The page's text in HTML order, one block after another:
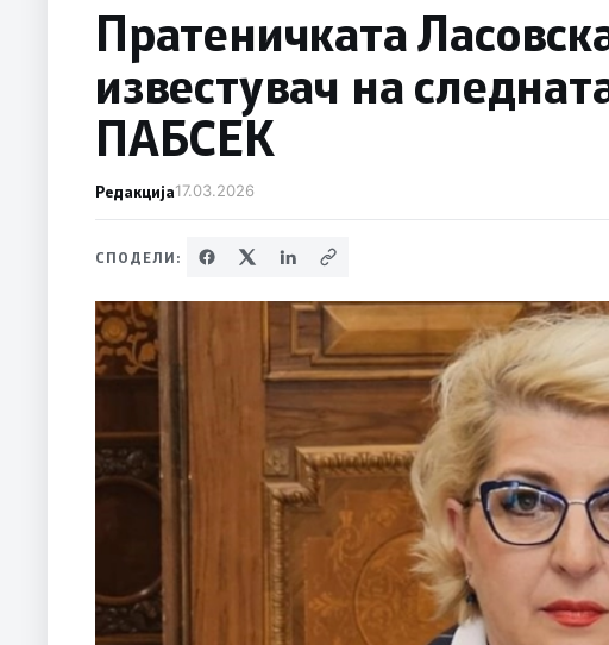
Пратеничката
известувач на
ПАБСЕК
Редакција17.03.2026
СПОДЕЛИ: